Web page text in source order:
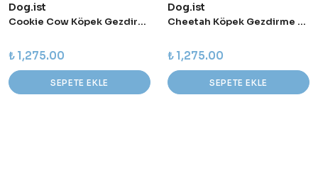
Dog.ist
Cookie Cow Köpek Gezdirme Kayışı
₺ 1,275.00
SEPETE EKLE
Dog.ist
Cheetah Köpek Gezdirme Kayışı
₺ 1,275.00
SEPETE EKLE